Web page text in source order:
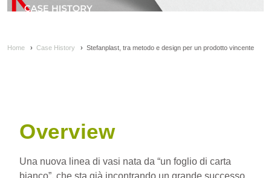
Home › Case History › Stefanplast, tra metodo e design per un prodotto vincente
Overview
Una nuova linea di vasi nata da “un foglio di carta